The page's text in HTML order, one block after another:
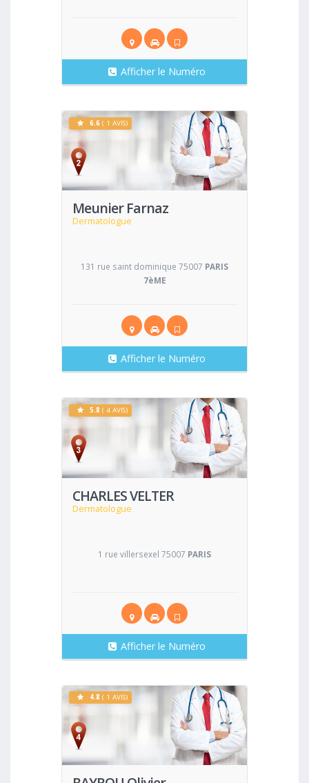
Afficher le Numéro
Meunier Farnaz
Dermatologue
Voir
6.6 ( 1 AVIS)
131 rue saint dominique 75007 PARIS
7èME
Afficher le Numéro
CHARLES VELTER
Dermatologue
Voir
5.8 ( 4 AVIS)
1 rue villersexel 75007 PARIS
Afficher le Numéro
Voir
4.8 ( 1 AVIS)